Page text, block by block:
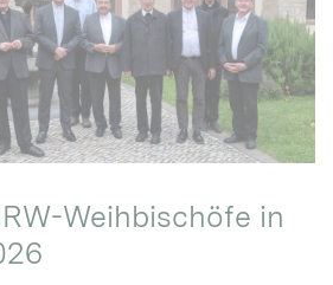
Weihbischöfe in